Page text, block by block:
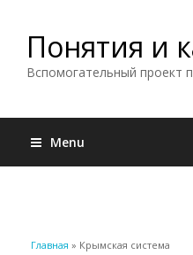
Понятия и
Вспомогательный проект
Menu
Вы здесь
Главная » Крымская система